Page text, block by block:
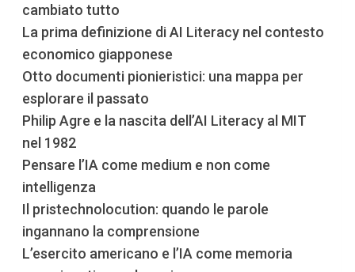
cambiato tutto
La prima definizione di AI Literacy nel contesto
economico giapponese
Otto documenti pionieristici: una mappa per
esplorare il passato
Philip Agre e la nascita dell’AI Literacy al MIT
nel 1982
Pensare l’IA come medium e non come
intelligenza
Il pristechnolocution: quando le parole
ingannano la comprensione
L’esercito americano e l’IA come memoria